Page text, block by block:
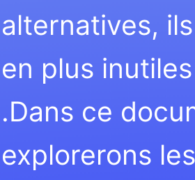
alternatives,
en plus
.Dans ce
explorerons